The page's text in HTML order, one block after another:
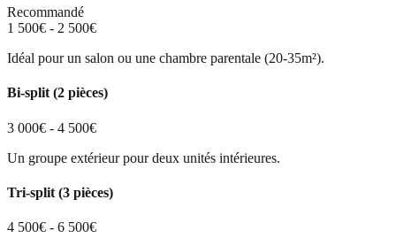
Recommandé
1 500€ - 2 500€
Idéal pour un salon ou une chambre parentale (20-35m²).
Bi-split (2 pièces)
3 000€ - 4 500€
Un groupe extérieur pour deux unités intérieures.
Tri-split (3 pièces)
4 500€ - 6 500€